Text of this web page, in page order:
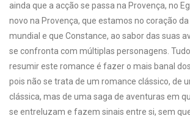
ainda que a acção se passa na Provença, no
novo na Provença, que estamos no coração
mundial e que Constance, ao sabor das suas
se confronta com múltiplas personagens.
resumir este romance é fazer o mais banal
pois não se trata de um romance clássico, de
clássica, mas de uma saga de aventuras em
se entreluzam e fazem sinais entre si, sem